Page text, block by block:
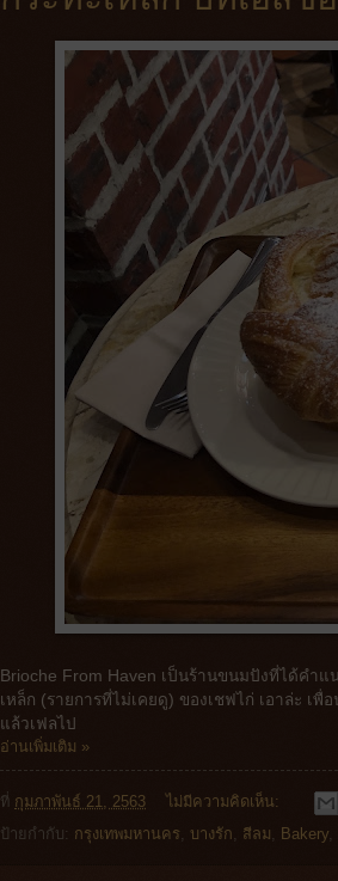
Brioche From Haven เป็นร้านขนมปังที่ได้คำ
เหล็ก (รายการที่ไม่เคยดู) ของเชฟไก่ เอาล่ะ เ
แล้วเฟลไป
อ่านเพิ่มเติม »
ที่ กุมภาพันธ์ 21, 2563
ไม่มีความคิดเห็น:
ป้ายกำกับ: กรุงเทพมหานคร บางรัก สีลม Bakery